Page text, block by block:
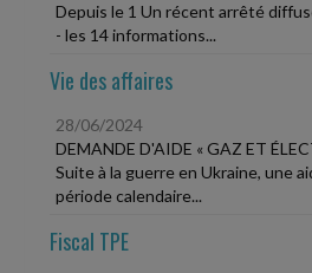
Depuis le 1 Un récent arrêté
- les 14 informations...
Vie des affaires
28/06/2024
DEMANDE D'AIDE « GAZ ET
Suite à la guerre en Ukraine, une
période calendaire...
Fiscal TPE